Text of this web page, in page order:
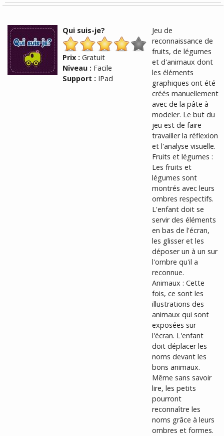
Qui suis-je?
Prix : Gratuit
Niveau : Facile
Support : IPad
Jeu de
reconnaissance de
fruits, de légumes
et d'animaux dont
les éléments
graphiques ont été
créés manuellement
avec de la pâte à
modeler. Le but du
jeu est de faire
travailler la réflexion
et l'analyse visuelle.
Fruits et légumes :
Les fruits et
légumes sont
montrés avec leurs
ombres respectifs.
L'enfant doit se
servir des éléments
en bas de l'écran,
les glisser et les
déposer un à un sur
l'ombre qu'il a
reconnue.
Animaux : Cette
fois, ce sont les
illustrations des
animaux qui sont
exposées sur
l'écran. L'enfant
doit déplacer les
noms devant les
bons animaux.
Même sans savoir
lire, les petits
pourront
reconnaître les
noms grâce à leurs
ombres et formes.